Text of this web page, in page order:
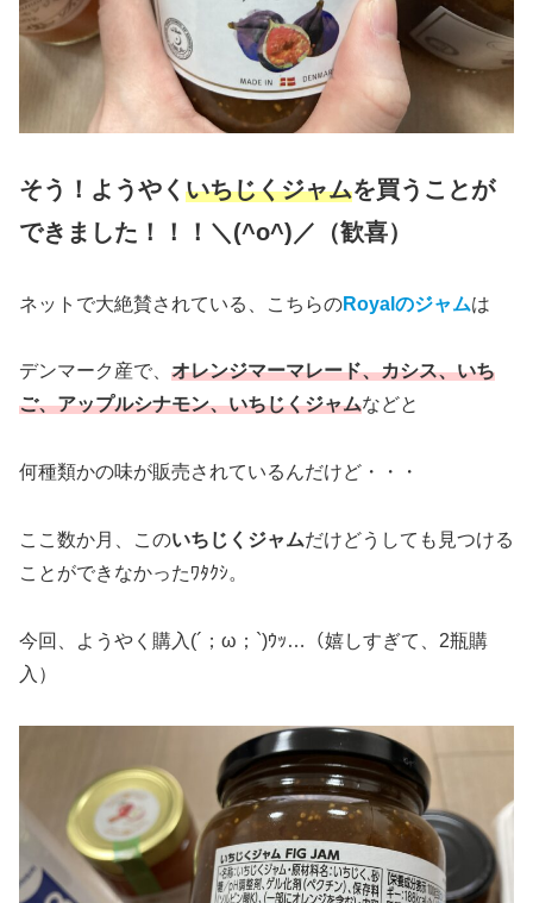
そう！ようやく いちじくジャムを買うことが
できました！！！＼(^o^)／（歓喜）
ネットで大絶賛されている、こちらのRoyalのジャムは
デンマーク産で、 オレンジマーマレード、カシス、いち
ご、アップルシナモン、いちじくジャムなどと
何種類かの味が販売されているんだけど・・・
ここ数か月、このいちじくジャムだけどうしても見つける
ことができなかったﾜﾀｸｼ。
今回、ようやく購入(´；ω；`)ｳｯ…（嬉しすぎて、2瓶購
入）